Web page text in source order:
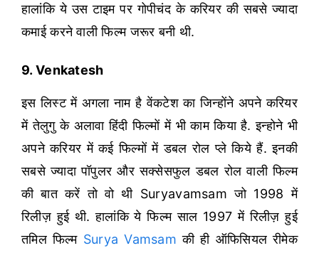
हालांकि ये उस टाइम पर गोपीचंद के करियर की सबसे ज्यादा
कमाई करने वाली फिल्म जरूर बनी थी.
9. Venkatesh
इस लिस्ट में अगला नाम है वेंकटेश का जिन्होंने अपने करियर
में तेलुगु के अलावा हिंदी फिल्मों में भी काम किया है. इन्होने भी
अपने करियर में कई फिल्मों में डबल रोल प्ले किये हैं. इनकी
सबसे ज्यादा पॉपुलर और सक्सेसफुल डबल रोल वाली फिल्म
की बात करें तो वो थी Suryavamsam जो 1998 में
रिलीज़ हुई थी. हालांकि ये फिल्म साल 1997 में रिलीज़ हुई
तमिल फिल्म Surya Vamsam की ही ऑफिसियल रीमेक